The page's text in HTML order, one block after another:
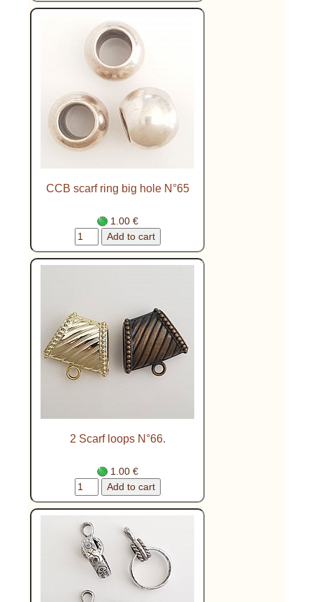
CCB scarf ring big hole N°65
1.00 €
2 Scarf loops N°66.
1.00 €